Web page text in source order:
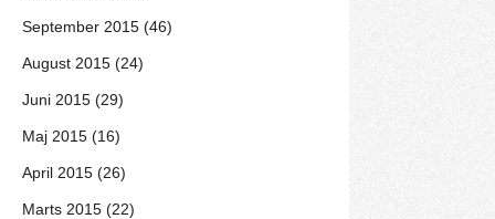
September 2015 (46)
August 2015 (24)
Juni 2015 (29)
Maj 2015 (16)
April 2015 (26)
Marts 2015 (22)